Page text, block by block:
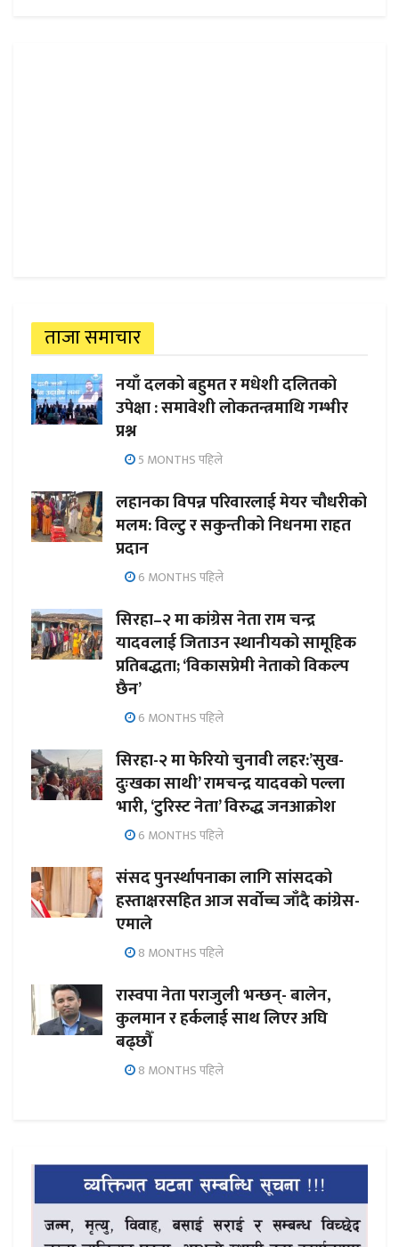
ताजा समाचार
नयाँ दलको बहुमत र मधेशी दलितको
उपेक्षा : समावेशी लोकतन्त्रमाथि गम्भीर
प्रश्न
5 MONTHS पहिले
लहानका विपन्न परिवारलाई मेयर चौधरीको
मलम: विल्टु र सकुन्तीको निधनमा राहत
प्रदान
6 MONTHS पहिले
सिरहा–२ मा कांग्रेस नेता राम चन्द्र
यादवलाई जिताउन स्थानीयको सामूहिक
प्रतिबद्धता; ‘विकासप्रेमी नेताको विकल्प
छैन’
6 MONTHS पहिले
सिरहा-२ मा फेरियो चुनावी लहर:’सुख-
दुःखका साथी’ रामचन्द्र यादवको पल्ला
भारी, ‘टुरिस्ट नेता’ विरुद्ध जनआक्रोश
6 MONTHS पहिले
संसद पुनर्स्थापनाका लागि सांसदको
हस्ताक्षरसहित आज सर्वोच्च जाँदै कांग्रेस-
एमाले
8 MONTHS पहिले
रास्वपा नेता पराजुली भन्छन्- बालेन,
कुलमान र हर्कलाई साथ लिएर अघि
बढ्छौँ
8 MONTHS पहिले